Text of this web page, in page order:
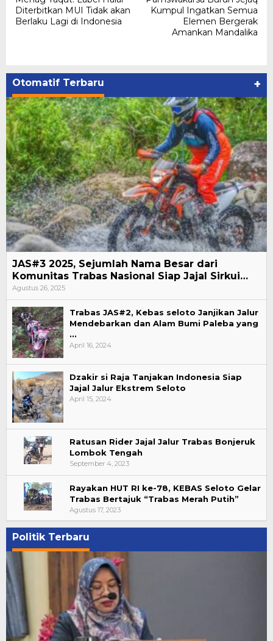
pos
Diterbitkan MUI Tidak akan
Berlaku Lagi di Indonesia
Kumpul Ingatkan Semua
Elemen Bergerak
Amankan Mandalika
Otomatif Terbaru +
JAS#3 2025, Sejumlah Nama Besar dari
Komunitas Trabas Nasional Siap Jajal Sirkui…
Agustus 26, 2025
Trabas JAS#2, Kebas seloto Janjikan Jalur
Mendebarkan dan Alam Bumi Paleba yang
…
April 16, 2024
Dzakir si Raja Tanjakan Indonesia Siap
Jajal Jalur Ekstrem Seloto
April 15, 2024
Ratusan Rider Jajal Jalur Trabas Bonjeruk
Lombok Tengah
September 4, 2023
Rayakan HUT RI ke-78, KEBAS Seloto Gelar
Trabas Bertajuk “Trabas Merah Putih”
Agustus 17, 2023
Politik Terbaru